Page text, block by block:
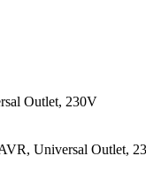
Outlet, 230V
Universal Outlet,